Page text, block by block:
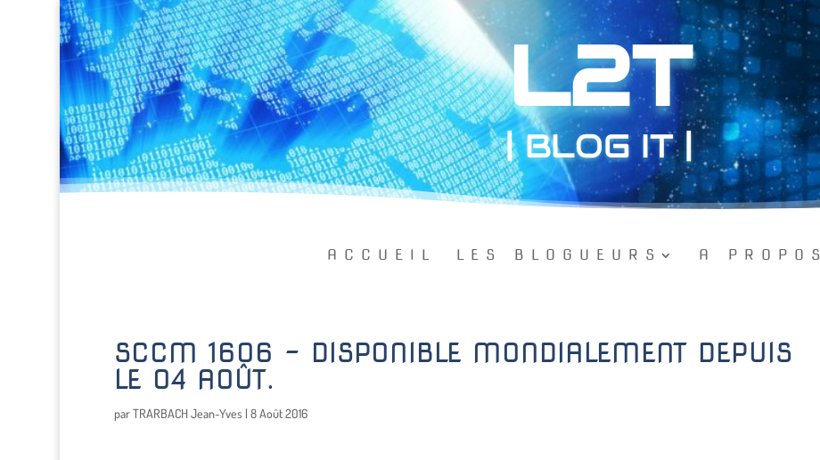
L2T
| BLOG IT |
ACCUEIL LES BLOGUEURS A PROPOS
SCCM 1606 – DISPONIBLE MONDIALEMENT DEPUIS
LE 04 AOÛT.
parTRARBACH Jean-Yves | 8 Août 2016